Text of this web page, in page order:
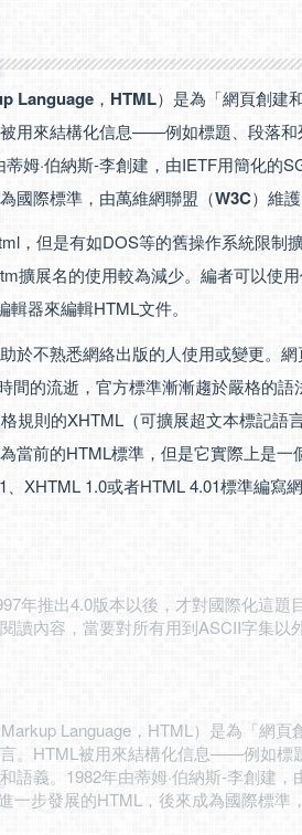
Language ， HTML）是為「網頁創建
用來結構化信息——例如標題、段落
姆·伯納斯-李創建，由IETF用簡化的
國際標準，由萬維網聯盟（W3C）維護
，但是有如DOS等的舊操作系統限制
擴展名的使用較為減少。編者可以使
輯器來編輯HTML文件。
於不熟悉網絡出版的人使用或變更。
間的流逝，官方標準漸漸趨於嚴格的
規則的XHTML（可擴展超文本標記語
當前的HTML標準，但是它實際上是一
XHTML 1.0或者HTML 4.01標準編寫
年推出4.0版本以後，才對國際化這題
讀內容，當要對所有用到ASCII字集以
Language，HTML）是為「網頁
。HTML被用來結構化信息——例如標
語義。1982年由蒂姆·伯納斯-李創建，
一步發展的HTML，後來成為國際標準